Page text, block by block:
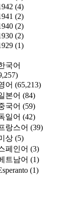
(4)
(2)
(2)
(2)
(1)
국어
어 (65,213)
본어 (84)
국어 (59)
일어 (42)
랑스어 (39)
상 (5)
페인어 (3)
트남어 (1)
(1)